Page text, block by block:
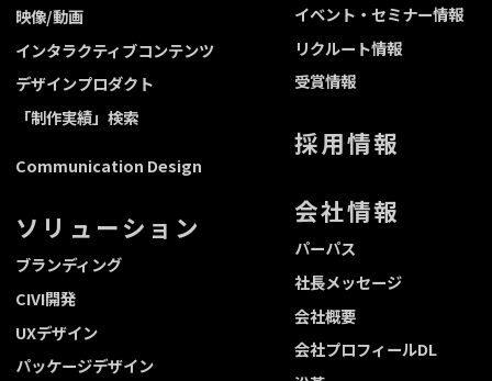
映像/動画
インタラクティブコンテンツ
デザインプロダクト
「制作実績」検索
Communication Design
ソリューション
ブランディング
CIVI開発
UXデザイン
パッケージデザイン
イベント・セミナー情報
リクルート情報
受賞情報
採用情報
会社情報
パーパス
社長メッセージ
会社概要
会社プロフィールDL